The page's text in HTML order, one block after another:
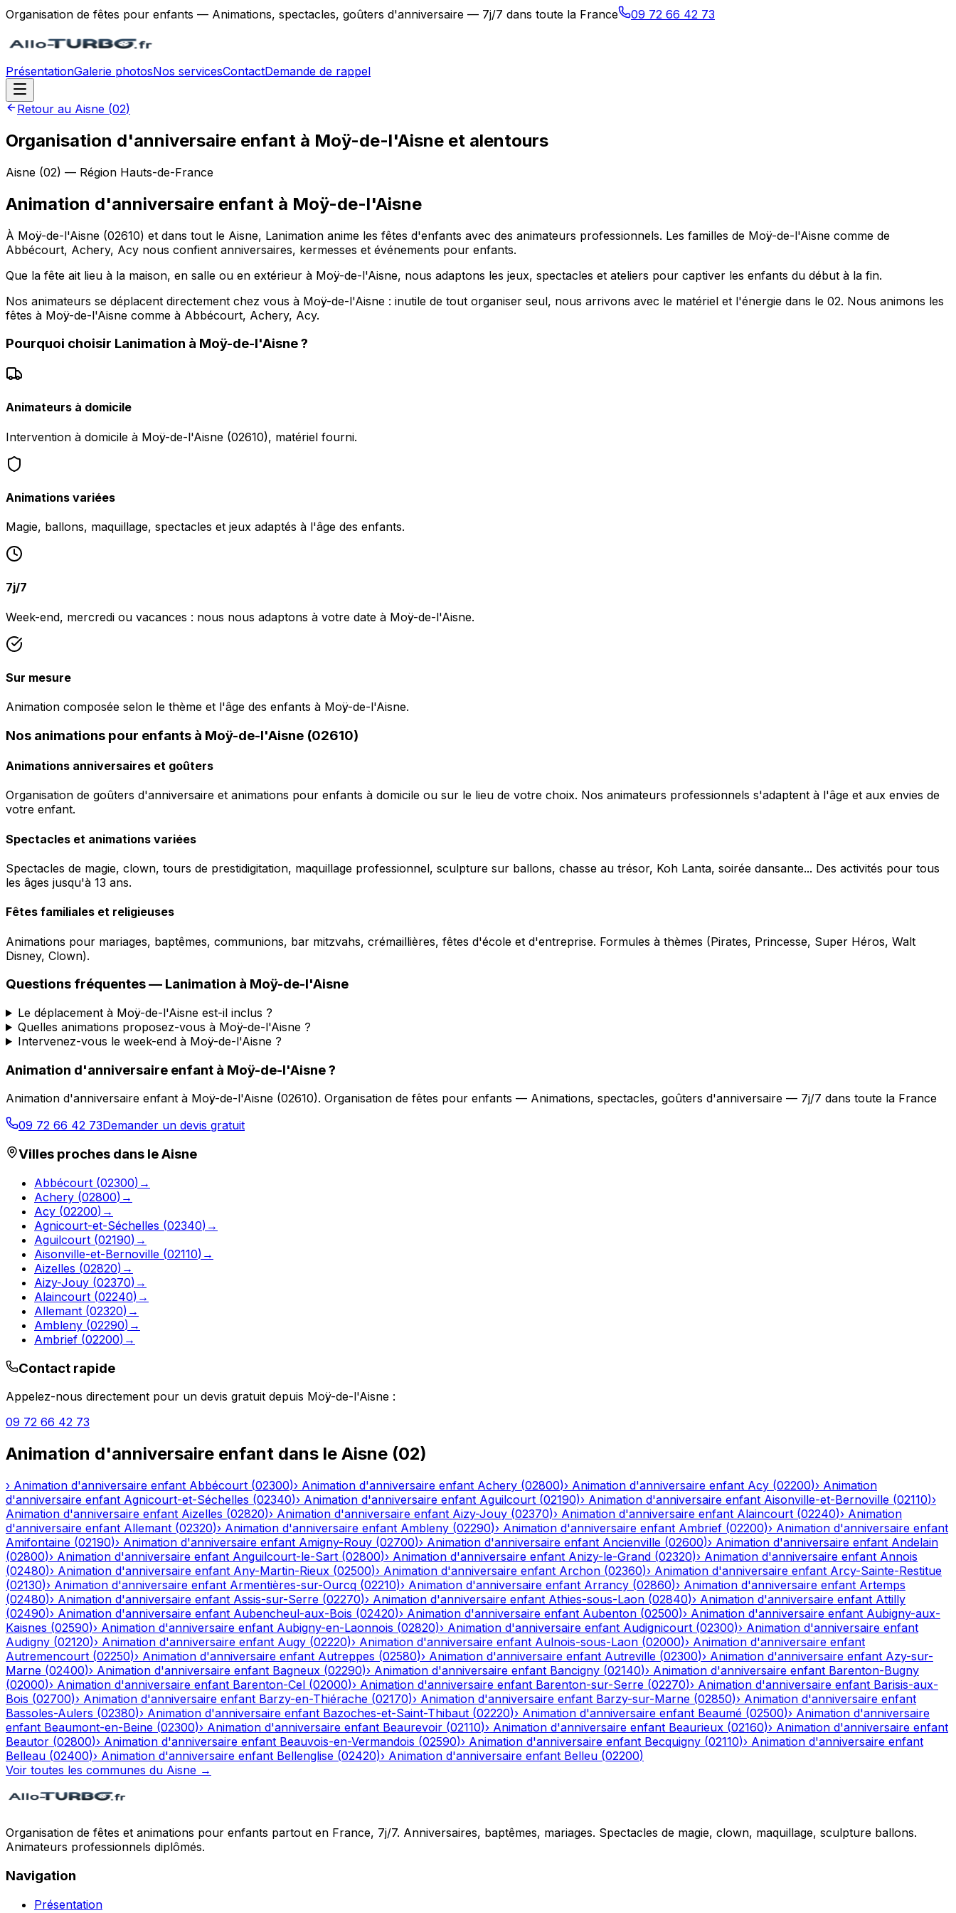
Organisation de fêtes pour enfants — Animations, spectacles, goûters d'anniversaire — 7j/7 dans toute la France 09 72 66 42 73
PrésentationGalerie photosNos servicesContactDemande de rappel
Retour au Aisne (02)
Organisation d'anniversaire enfant à Moÿ-de-l'Aisne et alentours
Aisne (02) — Région Hauts-de-France
Animation d'anniversaire enfant à Moÿ-de-l'Aisne
À Moÿ-de-l'Aisne (02610) et dans tout le Aisne, Lanimation anime les fêtes d'enfants avec des animateurs professionnels. Les familles de Moÿ-de-l'Aisne comme de
Abbécourt, Achery, Acy nous confient anniversaires, kermesses et événements pour enfants.
Que la fête ait lieu à la maison, en salle ou en extérieur à Moÿ-de-l'Aisne, nous adaptons les jeux, spectacles et ateliers pour captiver les enfants du début à la fin.
Nos animateurs se déplacent directement chez vous à Moÿ-de-l'Aisne : inutile de tout organiser seul, nous arrivons avec le matériel et l'énergie dans le 02. Nous animons les
fêtes à Moÿ-de-l'Aisne comme à Abbécourt, Achery, Acy.
Pourquoi choisir Lanimation à Moÿ-de-l'Aisne?
Animateurs à domicile
Intervention à domicile à Moÿ-de-l'Aisne (02610), matériel fourni.
Animations variées
Magie, ballons, maquillage, spectacles et jeux adaptés à l'âge des enfants.
7j/7
Week-end, mercredi ou vacances : nous nous adaptons à votre date à Moÿ-de-l'Aisne.
Sur mesure
Animation composée selon le thème et l'âge des enfants à Moÿ-de-l'Aisne.
Nos animations pour enfants à Moÿ-de-l'Aisne (02610)
Animations anniversaires et goûters
Organisation de goûters d'anniversaire et animations pour enfants à domicile ou sur le lieu de votre choix. Nos animateurs professionnels s'adaptent à l'âge et aux envies de
votre enfant.
Spectacles et animations variées
Spectacles de magie, clown, tours de prestidigitation, maquillage professionnel, sculpture sur ballons, chasse au trésor, Koh Lanta, soirée dansante... Des activités pour tous
les âges jusqu'à 13 ans.
Fêtes familiales et religieuses
Animations pour mariages, baptêmes, communions, bar mitzvahs, crémaillières, fêtes d'école et d'entreprise. Formules à thèmes (Pirates, Princesse, Super Héros, Walt
Disney, Clown).
Questions fréquentes — Lanimation à Moÿ-de-l'Aisne
Le déplacement à Moÿ-de-l'Aisne est-il inclus ?
Quelles animations proposez-vous à Moÿ-de-l'Aisne ?
Intervenez-vous le week-end à Moÿ-de-l'Aisne ?
Animation d'anniversaire enfant à Moÿ-de-l'Aisne?
Animation d'anniversaire enfant à Moÿ-de-l'Aisne (02610). Organisation de fêtes pour enfants — Animations, spectacles, goûters d'anniversaire — 7j/7 dans toute la France
09 72 66 42 73Demander un devis gratuit
Villes proches dans leAisne
Abbécourt (02300) →
Achery (02800) →
Acy (02200) →
Agnicourt-et-Séchelles (02340) →
Aguilcourt (02190) →
Aisonville-et-Bernoville (02110) →
Aizelles (02820) →
Aizy-Jouy (02370) →
Alaincourt (02240) →
Allemant (02320) →
Ambleny (02290) →
Ambrief (02200) →
Contact rapide
Appelez-nous directement pour un devis gratuit depuis Moÿ-de-l'Aisne :
09 72 66 42 73
Animation d'anniversaire enfant dans le Aisne (02)
› Animation d'anniversaire enfant Abbécourt (02300)› Animation d'anniversaire enfant Achery (02800)› Animation d'anniversaire enfant Acy (02200)› Animation
d'anniversaire enfant Agnicourt-et-Séchelles (02340)› Animation d'anniversaire enfant Aguilcourt (02190)› Animation d'anniversaire enfant Aisonville-et-Bernoville (02110)›
Animation d'anniversaire enfant Aizelles (02820)› Animation d'anniversaire enfant Aizy-Jouy (02370)› Animation d'anniversaire enfant Alaincourt (02240)› Animation
d'anniversaire enfant Allemant (02320)› Animation d'anniversaire enfant Ambleny (02290)› Animation d'anniversaire enfant Ambrief (02200)› Animation d'anniversaire enfant
Amifontaine (02190)› Animation d'anniversaire enfant Amigny-Rouy (02700)› Animation d'anniversaire enfant Ancienville (02600)› Animation d'anniversaire enfant Andelain
(02800)› Animation d'anniversaire enfant Anguilcourt-le-Sart (02800)› Animation d'anniversaire enfant Anizy-le-Grand (02320)› Animation d'anniversaire enfant Annois
(02480)› Animation d'anniversaire enfant Any-Martin-Rieux (02500)› Animation d'anniversaire enfant Archon (02360)› Animation d'anniversaire enfant Arcy-Sainte-Restitue
(02130)› Animation d'anniversaire enfant Armentières-sur-Ourcq (02210)› Animation d'anniversaire enfant Arrancy (02860)› Animation d'anniversaire enfant Artemps
(02480)› Animation d'anniversaire enfant Assis-sur-Serre (02270)› Animation d'anniversaire enfant Athies-sous-Laon (02840)› Animation d'anniversaire enfant Attilly
(02490)› Animation d'anniversaire enfant Aubencheul-aux-Bois (02420)› Animation d'anniversaire enfant Aubenton (02500)› Animation d'anniversaire enfant Aubigny-aux-
Kaisnes (02590)› Animation d'anniversaire enfant Aubigny-en-Laonnois (02820)› Animation d'anniversaire enfant Audignicourt (02300)› Animation d'anniversaire enfant
Audigny (02120)› Animation d'anniversaire enfant Augy (02220)› Animation d'anniversaire enfant Aulnois-sous-Laon (02000)› Animation d'anniversaire enfant
Autremencourt (02250)› Animation d'anniversaire enfant Autreppes (02580)› Animation d'anniversaire enfant Autreville (02300)› Animation d'anniversaire enfant Azy-sur-
Marne (02400)› Animation d'anniversaire enfant Bagneux (02290)› Animation d'anniversaire enfant Bancigny (02140)› Animation d'anniversaire enfant Barenton-Bugny
(02000)› Animation d'anniversaire enfant Barenton-Cel (02000)› Animation d'anniversaire enfant Barenton-sur-Serre (02270)› Animation d'anniversaire enfant Barisis-aux-
Bois (02700)› Animation d'anniversaire enfant Barzy-en-Thiérache (02170)› Animation d'anniversaire enfant Barzy-sur-Marne (02850)› Animation d'anniversaire enfant
Bassoles-Aulers (02380)› Animation d'anniversaire enfant Bazoches-et-Saint-Thibaut (02220)› Animation d'anniversaire enfant Beaumé (02500)› Animation d'anniversaire
enfant Beaumont-en-Beine (02300)› Animation d'anniversaire enfant Beaurevoir (02110)› Animation d'anniversaire enfant Beaurieux (02160)› Animation d'anniversaire enfant
Beautor (02800)› Animation d'anniversaire enfant Beauvois-en-Vermandois (02590)› Animation d'anniversaire enfant Becquigny (02110)› Animation d'anniversaire enfant
Belleau (02400)› Animation d'anniversaire enfant Bellenglise (02420)› Animation d'anniversaire enfant Belleu (02200)
Voir toutes les communes du Aisne →
Organisation de fêtes et animations pour enfants partout en France, 7j/7. Anniversaires, baptêmes, mariages. Spectacles de magie, clown, maquillage, sculpture ballons.
Animateurs professionnels diplômés.
Navigation
Présentation